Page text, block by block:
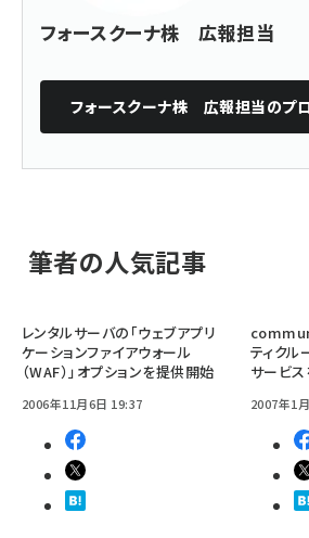
フォースクーナ株 広報担当
フォースクーナ株 広報担当のプ
筆者の人気記事
レンタルサーバの「ウェブアプリ
ケーションファイアウォール
（WAF）」オプションを提供開始
2006年11月6日 19:37
ティクル
サービ
2007年1